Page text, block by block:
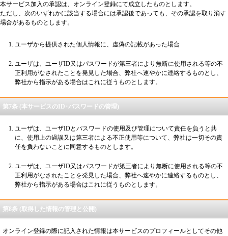
本サービス加入の承認は、オンライン登録にて成立したものとします。
ただし、次のいずれかに該当する場合には承認後であっても、その承認を取り消す
場合があるものとします。
ユーザから提供された個人情報に、虚偽の記載があった場合
ユーザは、ユーザID又はパスワードが第三者により無断に使用される等の不
正利用がなされたことを発見した場合、弊社へ速やかに連絡するものとし、
弊社から指示がある場合はこれに従うものとします。
第7条 (本サービスのID･パスワードの管理)
ユーザは、ユーザIDとパスワードの使用及び管理について責任を負うと共
に、使用上の過誤又は第三者による不正使用等について、弊社は一切その責
任を負わないことに同意するものとします。
ユーザは、ユーザID又はパスワードが第三者により無断に使用される等の不
正利用がなされたことを発見した場合、弊社へ速やかに連絡するものとし、
弊社から指示がある場合はこれに従うものとします。
第8条 (取得した情報の管理と公開)
オンライン登録の際に記入された情報は本サービスのプロフィールとしてその他